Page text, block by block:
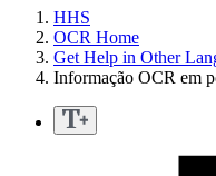
HHS
OCR Home
Get Help in Other
Informação OCR em